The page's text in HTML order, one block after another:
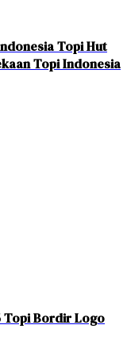
Topi Hut
Topi Indonesia
Topi Bordir Logo